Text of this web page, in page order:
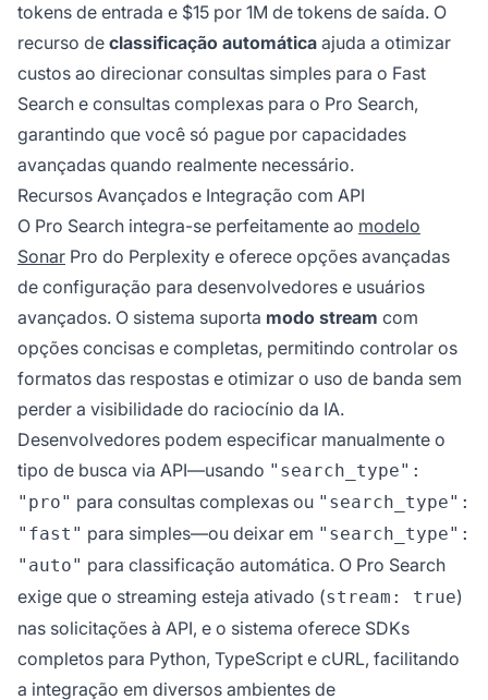
tokens de entrada e $15 por 1M de tokens de saída. O
recurso de classificação automática ajuda a otimizar
custos ao direcionar consultas simples para o Fast
Search e consultas complexas para o Pro Search,
garantindo que você só pague por capacidades
avançadas quando realmente necessário.
Recursos Avançados e Integração com API
O Pro Search integra-se perfeitamente ao modelo
Sonar Pro do Perplexity e oferece opções avançadas
de configuração para desenvolvedores e usuários
avançados. O sistema suporta modo stream com
opções concisas e completas, permitindo controlar os
formatos das respostas e otimizar o uso de banda sem
perder a visibilidade do raciocínio da IA.
Desenvolvedores podem especificar manualmente o
tipo de busca via API—usando "search_type":
"pro" para consultas complexas ou "search_type":
"fast" para simples—ou deixar em "search_type":
"auto" para classificação automática. O Pro Search
exige que o streaming esteja ativado (stream: true)
nas solicitações à API, e o sistema oferece SDKs
completos para Python, TypeScript e cURL, facilitando
a integração em diversos ambientes de